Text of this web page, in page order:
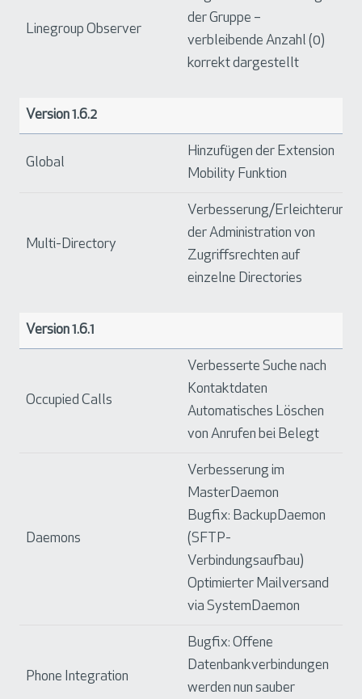
Linegroup Observer
der Gruppe –
verbleibende Anzahl (0)
korrekt dargestellt
Version 1.6.2
Global
Hinzufügen der Extension
Mobility Funktion
Multi-Directory
Verbesserung/Erleichterung
der Administration von
Zugriffsrechten auf
einzelne Directories
Version 1.6.1
Occupied Calls
Verbesserte Suche nach
Kontaktdaten
Automatisches Löschen
von Anrufen bei Belegt
Daemons
Verbesserung im
MasterDaemon
Bugfix: BackupDaemon
(SFTP-
Verbindungsaufbau)
Optimierter Mailversand
via SystemDaemon
Phone Integration
Bugfix: Offene
Datenbankverbindungen
werden nun sauber